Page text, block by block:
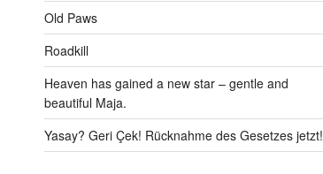
Old Paws
Roadkill
Heaven has gained a new star – gentle and
beautiful Maja.
Yasay? Geri Çek! Rücknahme des Gesetzes jetzt!